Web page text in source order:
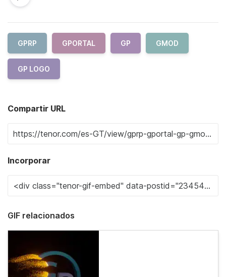
GPRP GPORTAL GP GMOD
GP LOGO
Compartir URL
Incorporar
GIF relacionados